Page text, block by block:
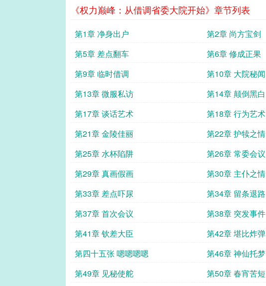
《权力巅峰：从借调省委大院开始》章节列表
第1章 净身出户 第2章 尚方宝剑
第5章 差点翻车
第6章 修成正果
第9章 临时借调
第10章 大院秘闻
第13章 微服私访
第14章 颠倒黑白
第17章 谈话艺术
第18章 行为艺术
第21章 金陵佳丽
第22章 护犊之情
第25章 水杯陷阱
第26章 常委会议
第29章 真画假画
第30章 主仆之情
第33章 差点吓尿
第34章 留条退路
第37章 首次会议
第38章 突发事件
第41章 钦差大臣
第42章 堪比炸弹
第四十五张 嗯嗯嗯嗯
第46章 神仙托梦
第49章 见秘使舵
第50章 春宵苦短